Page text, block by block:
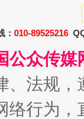
： 010-89525216
公众传
、法规
络行为